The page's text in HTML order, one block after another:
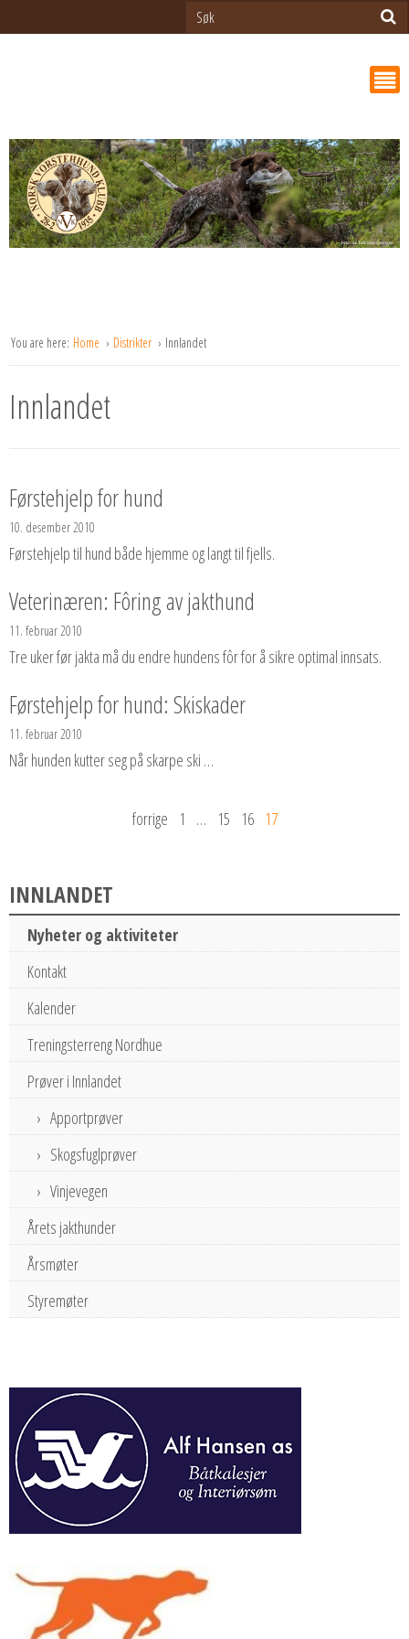
You are here: Home Distrikter Innlandet
Innlandet
Førstehjelp for hund
10. desember 2010
Førstehjelp til hund både hjemme og langt til fjells.
Veterinæren: Fôring av jakthund
11. februar 2010
Tre uker før jakta må du endre hundens fôr for å sikre optimal innsats.
Førstehjelp for hund: Skiskader
11. februar 2010
Når hunden kutter seg på skarpe ski …
forrige 1 … 15 16 17
INNLANDET
Nyheter og aktiviteter
Kontakt
Kalender
Treningsterreng Nordhue
Prøver i Innlandet
Apportprøver
Skogsfuglprøver
Vinjevegen
Årets jakthunder
Årsmøter
Styremøter